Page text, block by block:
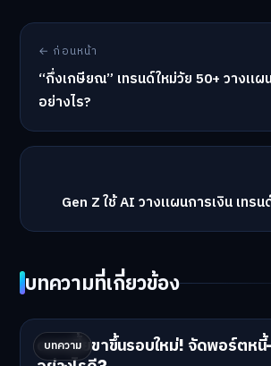
← ก่อนหน้า
“กึ่งเกษียณ” เทรนด์ใหม่วัย 50+ วางแผ
อย่างไร?
Gen Z ใช้ AI วางแผนการเงิน เทร
บทความที่เกี่ยวข้อง
บทความ
ดอกเบี้ยขาขึ้นรอบใหม่! จัดพอร์ตห